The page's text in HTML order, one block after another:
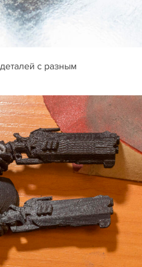
с разным